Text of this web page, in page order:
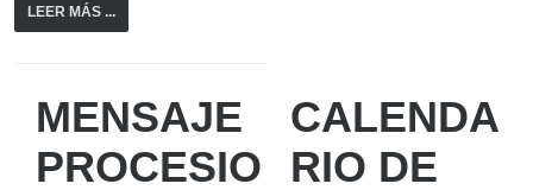
LEER MÁS ...
MENSAJE
PROCESIO
CALENDA
RIO DE